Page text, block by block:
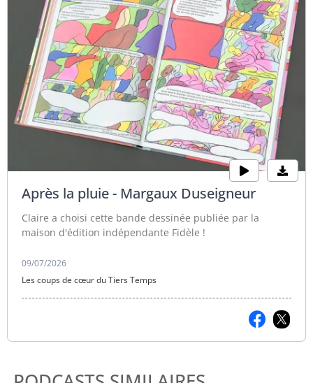
Après la pluie - Margaux Duseigneur
Claire a choisi cette bande dessinée publiée par la
maison d'édition indépendante Fidèle !
09/07/2026
Les coups de cœur du Tiers Temps